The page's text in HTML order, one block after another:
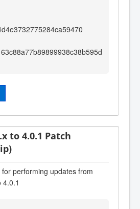
to 4.0.1 Patch
performing updates from
4.0.1